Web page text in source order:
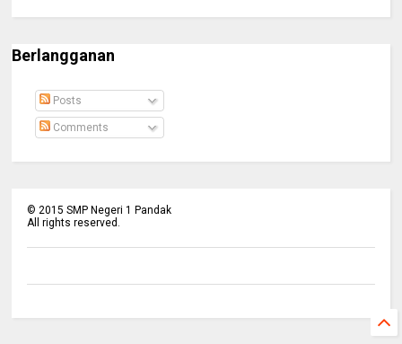
Berlangganan
Posts
Comments
©2015 SMP Negeri 1 Pandak
All rights reserved.